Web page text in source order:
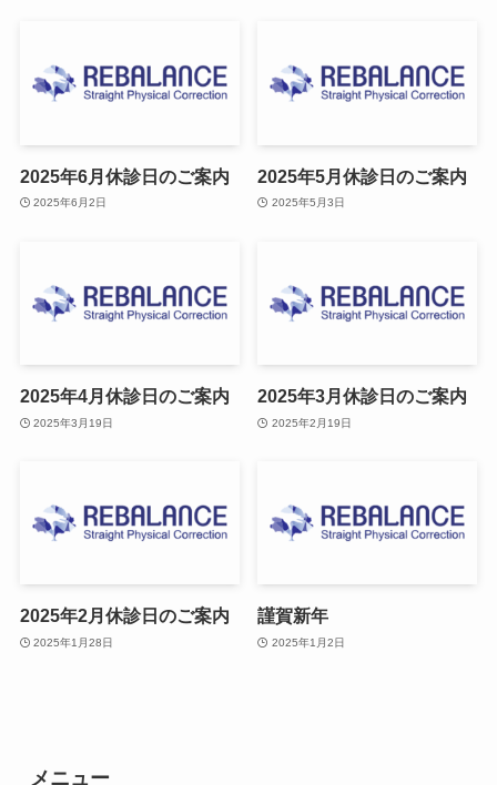
2025年6月休診日のご案内
2025年6月2日
2025年5月休診日のご案内
2025年5月3日
2025年4月休診日のご案内
2025年3月19日
2025年3月休診日のご案内
2025年2月19日
2025年2月休診日のご案内
2025年1月28日
謹賀新年
2025年1月2日
メニュー